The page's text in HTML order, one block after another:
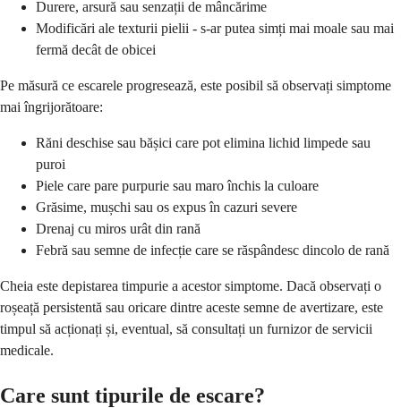
Durere, arsură sau senzații de mâncărime
Modificări ale texturii pielii - s-ar putea simți mai moale sau mai
fermă decât de obicei
Pe măsură ce escarele progresează, este posibil să observați simptome
mai îngrijorătoare:
Răni deschise sau bășici care pot elimina lichid limpede sau
puroi
Piele care pare purpurie sau maro închis la culoare
Grăsime, mușchi sau os expus în cazuri severe
Drenaj cu miros urât din rană
Febră sau semne de infecție care se răspândesc dincolo de rană
Cheia este depistarea timpurie a acestor simptome. Dacă observați o
roșeață persistentă sau oricare dintre aceste semne de avertizare, este
timpul să acționați și, eventual, să consultați un furnizor de servicii
medicale.
Care sunt tipurile de escare?